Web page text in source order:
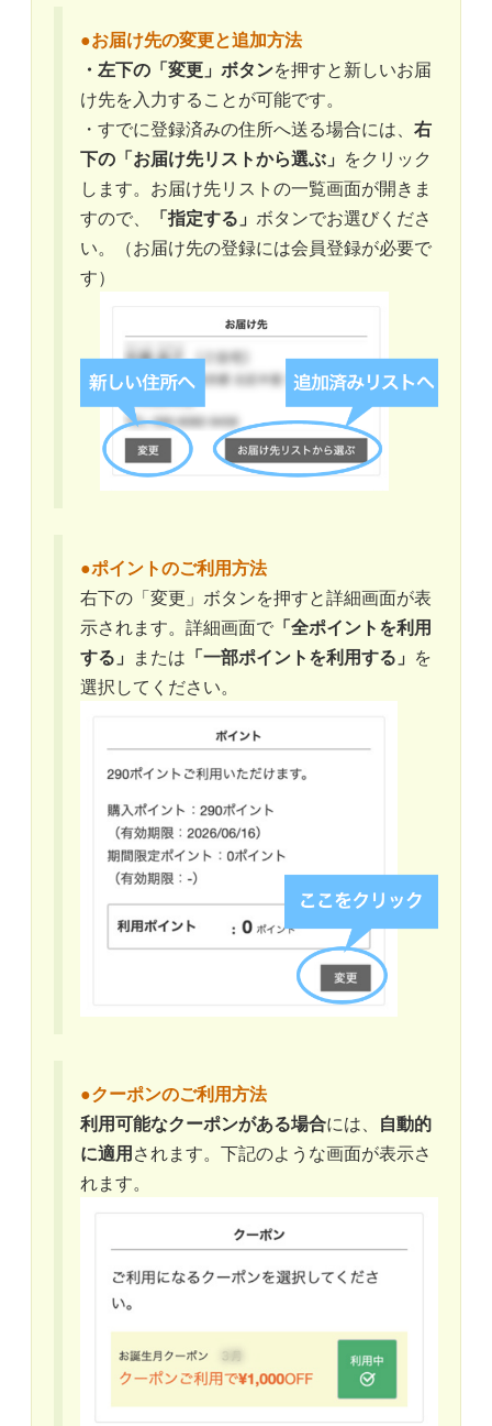
●お届け先の変更と追加方法
・左下の「変更」ボタンを押すと新しいお届
け先を入力することが可能です。
・すでに登録済みの住所へ送る場合には、 右
下の「お届け先リストから選ぶ」 をクリック
します。お届け先リストの一覧画面が開きま
すので、
「指定する」 ボタンでお選びくださ
い。（お届け先の登録には会員登録が必要で
す）
●ポイントのご利用方法
右下の「変更」ボタンを押すと詳細画面が表
示されます。詳細画面で 「全ポイントを利用
する」 または 「一部ポイントを利用する」 を
選択してください。
●クーポンのご利用方法
利用可能なクーポンがある場合には、 自動的
に適用されます。下記のような画面が表示さ
れます。